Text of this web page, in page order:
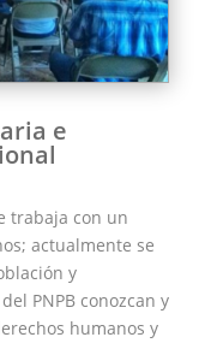
e
trabaja con un
actualmente se
y
PNPB conozcan y
humanos y